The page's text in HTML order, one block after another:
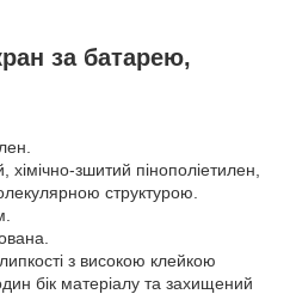
за батарею,
хімічно-зшитий пінополіетилен,
структурою.
з високою клейкою
бік матеріалу та захищений